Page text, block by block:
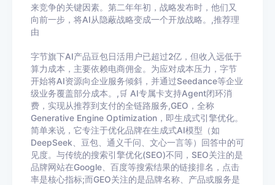
来竞争的关键因素。第二年年初，战略发布时，他们又
向前一步，将AI从隐蔽战略变成一个开放战略。,推荐理
由
字节旗下AI产品豆包日活用户已超过2亿，但收入远低于
算力成本，主要依赖电商佣金。为应对成本压力，字节
开始将AI资源向企业服务倾斜，并通过Seedance等企业
级业务覆盖部分成本。,🛒 AI专属卡支持Agent闭环消
费，实现从推荐到支付的全链路服务,GEO，全称
Generative Engine Optimization，即生成式引擎优化。
简单来说，它专注于优化品牌在生成式AI模型（如
DeepSeek、豆包、通义千问、文心一言等）回答中的可
见度。与传统的搜索引擎优化(SEO)不同，SEO关注的是
品牌网站在Google、百度等搜索结果的链接排名，点击
率是核心指标;而GEO关注的是品牌名称、产品或服务是